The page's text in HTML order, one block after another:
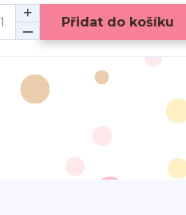
Přidat do košíku